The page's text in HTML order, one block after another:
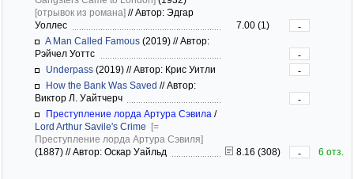
[отрывок из романа] //Автор: Эдгар
Уоллес
7.00 (1)
-
A Man Called Famous (2019) //Автор:
Рэйчел Уоттс
-
Underpass (2019) //Автор: Крис Уитли
-
How the Bank Was Saved //Автор:
Виктор Л. Уайтчерч
-
Преступление лорда Артура Сэвила /
Lord Arthur Savile's Crime [=
Преступление лорда Артура Сэвиля]
(1887) //Автор: Оскар Уайльд 8.16 (308) - 6 отз.